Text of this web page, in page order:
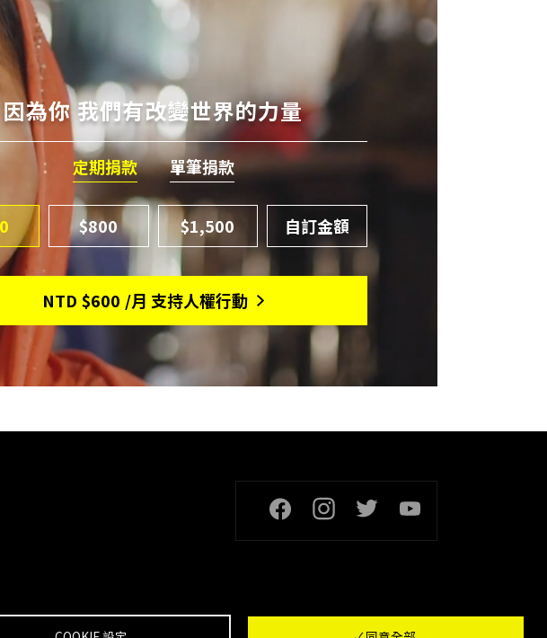
因為你 我們有改變世界的力量
定期捐款 單筆捐款
$800 $1,500
NTD $600 /月 支持人權行動
頁尾社交連結